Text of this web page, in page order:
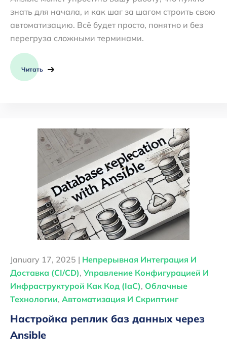
знать для начала, и как шаг за шагом строить свою
автоматизацию. Всё будет просто, понятно и без
перегруза сложными терминами.
Читать
January 17, 2025 | Непрерывная Интеграция И
Доставка (CI/CD), Управление Конфигурацией И
Инфраструктурой Как Код (IaC), Облачные
Технологии, Автоматизация И Скриптинг
Настройка реплик баз данных через
Ansible